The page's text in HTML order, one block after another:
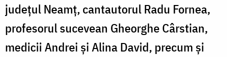
județul Neamț, cantautorul Radu Fornea,
profesorul sucevean Gheorghe Cârstian,
medicii Andrei și Alina David, precum și